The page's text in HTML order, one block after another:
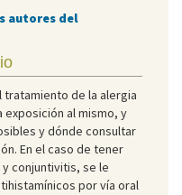
autores del
tratamiento de la alergia
al mismo, y
y dónde consultar
En el caso de tener
conjuntivitis, se le
por vía oral